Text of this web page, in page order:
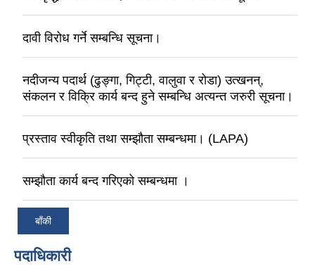
दावी विरोध गर्ने सम्बन्धि सूचना।
नदीजन्य पदार्थ (ढुङ्गा, गिट्टी, वालुवा र रोडा) उत्खनन्,
संकलन र विक्रि कार्य बन्द हुने सम्बन्धि अत्यन्त जरुरी सूचना।
प्रस्ताव स्वीकृति तथा सम्झौता सम्बन्धमा। (LAPA)
सम्झौता कार्य बन्द गरिएको सम्बन्धमा ।
बाँकी
पदाधिकारी